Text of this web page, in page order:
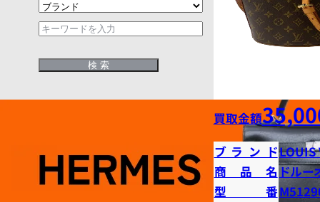
買取金額
ブランドLOUIS
商品名 ドルー
型番